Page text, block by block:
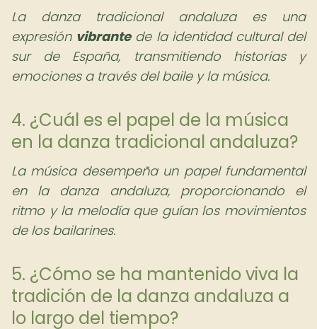
La danza tradicional andaluza es una
expresión vibrantede la identidad cultural del
sur de España, transmitiendo historias y
emociones a través del baile y la música.
4. ¿Cuál es el papel de la música
en la danza tradicional andaluza?
La música desempeña un papel fundamental
en la danza andaluza, proporcionando el
ritmo y la melodía que guían los movimientos
de los bailarines.
5. ¿Cómo se ha mantenido viva la
tradición de la danza andaluza a
lo largo del tiempo?